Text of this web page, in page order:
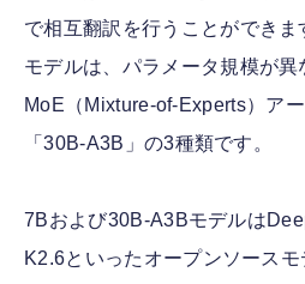
で相互翻訳を行うことができ
モデルは、パラメータ規模が異
MoE（Mixture-of-Experts）ア
「30B-A3B」の3種類です。
7Bおよび30B-A3Bモデルは
K2.6といったオープンソース